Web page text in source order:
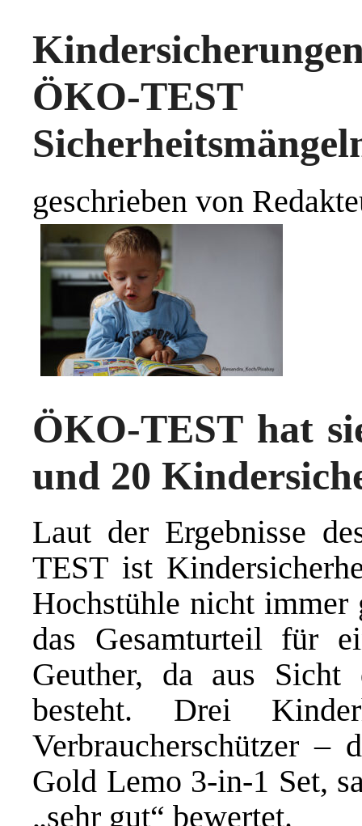
ÖKO-
geschrieben von
ÖKO-TEST hat
und 20
Laut der Ergebnisse
TEST ist
Hochstühle nicht immer
das Gesamturteil für
Geuther, da aus Sicht
besteht. Drei
Verbraucherschützer –
Gold Lemo 3-in-1 Set,
„sehr gut“ bewertet.